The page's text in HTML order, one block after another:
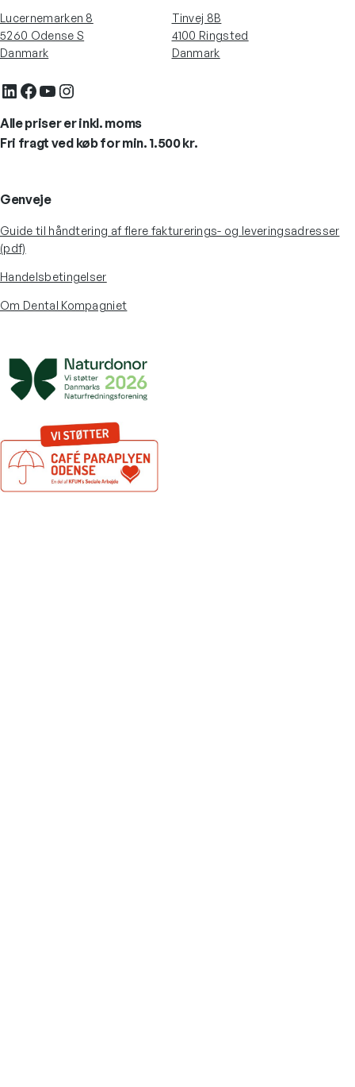
Lucernemarken 8
5260 Odense S
Danmark
Tinvej 8B
4100 Ringsted
Danmark
LinkedIn Facebook YouTube Instagram
Alle priser er inkl. moms
Fri fragt ved køb for min. 1.500 kr.
Genveje
Guide til håndtering af flere fakturerings- og leveringsadresser
(pdf)
Handelsbetingelser
Om Dental Kompagniet